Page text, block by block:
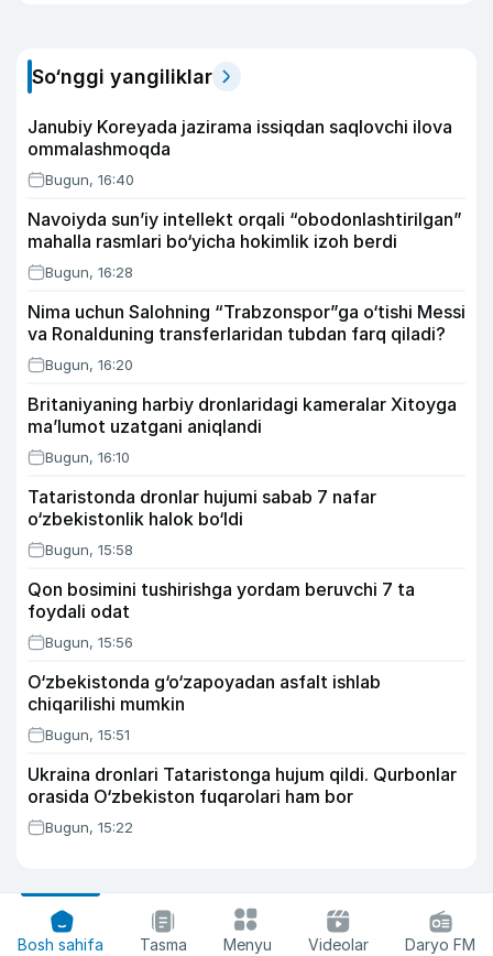
So‘nggi yangiliklar
Janubiy Koreyada jazirama issiqdan saqlovchi ilova
ommalashmoqda
Bugun, 16:40
Navoiyda sun’iy intellekt orqali “obodonlashtirilgan”
mahalla rasmlari bo‘yicha hokimlik izoh berdi
Bugun, 16:28
Nima uchun Salohning “Trabzonspor”ga o‘tishi Messi
va Ronalduning transferlaridan tubdan farq qiladi?
Bugun, 16:20
Britaniyaning harbiy dronlaridagi kameralar Xitoyga
ma’lumot uzatgani aniqlandi
Bugun, 16:10
Tataristonda dronlar hujumi sabab 7 nafar
o‘zbekistonlik halok bo‘ldi
Bugun, 15:58
Qon bosimini tushirishga yordam beruvchi 7 ta
foydali odat
Bugun, 15:56
O‘zbekistonda g‘o‘zapoyadan asfalt ishlab
chiqarilishi mumkin
Bugun, 15:51
Ukraina dronlari Tataristonga hujum qildi. Qurbonlar
orasida O‘zbekiston fuqarolari ham bor
Bugun, 15:22
Bosh sahifa Tasma Menyu Videolar Daryo FM